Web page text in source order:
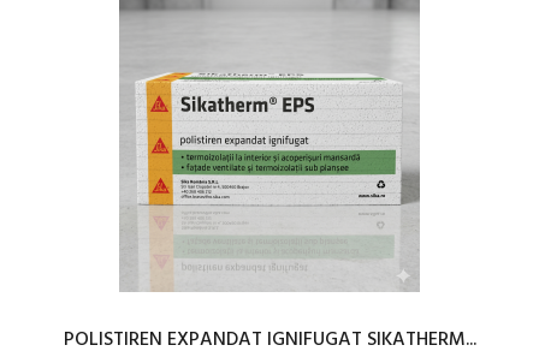
POLISTIREN EXPANDAT IGNIFUGAT SIKATHERM...